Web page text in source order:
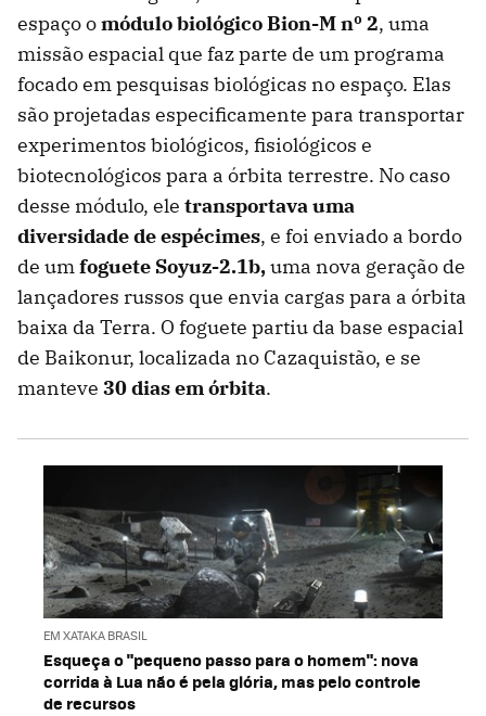
espaço omódulo biológico Bion-M nº 2, uma
missão espacial que faz parte de um programa
focado em pesquisas biológicas no espaço. Elas
são projetadas especificamente para transportar
experimentos biológicos, fisiológicos e
biotecnológicos para a órbita terrestre. No caso
desse módulo, ele transportava uma
diversidade de espécimes, e foi enviado a bordo
de umfoguete Soyuz-2.1b,uma nova geração de
lançadores russos que envia cargas para a órbita
baixa da Terra. O foguete partiu da base espacial
de Baikonur, localizada no Cazaquistão, e se
manteve 30 dias em órbita.
EM XATAKA BRASIL
Esqueça o "pequeno passo para o homem": nova
corrida à Lua não é pela glória, mas pelo controle
de recursos